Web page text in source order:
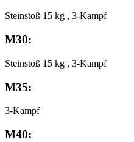
Steinstoß 15 kg , 3-Kampf
M30:
Steinstoß 15 kg , 3-Kampf
M35:
3-Kampf
M40: